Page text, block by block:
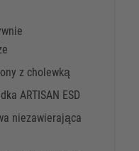
z cholewką
ARTISAN ESD
niezawierająca